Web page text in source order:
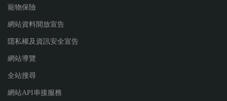
寵物保險
網站資料開放宣告
隱私權及資訊安全宣告
網站導覽
全站搜尋
網站API串接服務